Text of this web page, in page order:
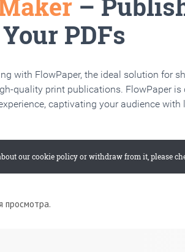
просмотра.